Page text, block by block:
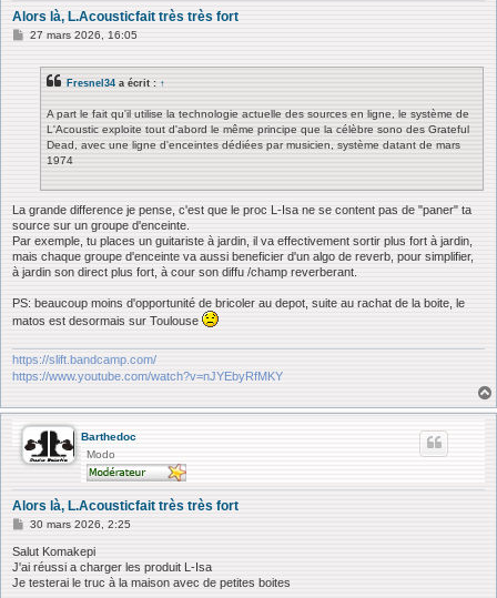
Alors là, L.Acousticfait très très fort
M27 mars 2026, 16:05
Fresnel34 a écrit : ↑
A part le fait qu'il utilise la technologie actuelle des sources en ligne, le système de
L'Acoustic exploite tout d'abord le même principe que la célèbre sono des Grateful
Dead, avec une ligne d'enceintes dédiées par musicien, système datant de mars
1974
La grande difference je pense, c'est que le proc L-Isa ne se content pas de "paner" ta
source sur un groupe d'enceinte.
Par exemple, tu places un guitariste à jardin, il va effectivement sortir plus fort à jardin,
mais chaque groupe d'enceinte va aussi beneficier d'un algo de reverb, pour simplifier,
à jardin son direct plus fort, à cour son diffu /champ reverberant.
PS: beaucoup moins d'opportunité de bricoler au depot, suite au rachat de la boite, le
matos est desormais sur Toulouse
https://slift.bandcamp.com/
https://www.youtube.com/watch?v=nJYEbyRfMKY
Barthedoc
Modo
Alors là, L.Acousticfait très très fort
M
s
s
a
g
30 mars 2026, 2:25
Salut Komakepi
J'ai réussi a charger les produit L-Isa
Je testerai le truc à la maison avec de petites boites